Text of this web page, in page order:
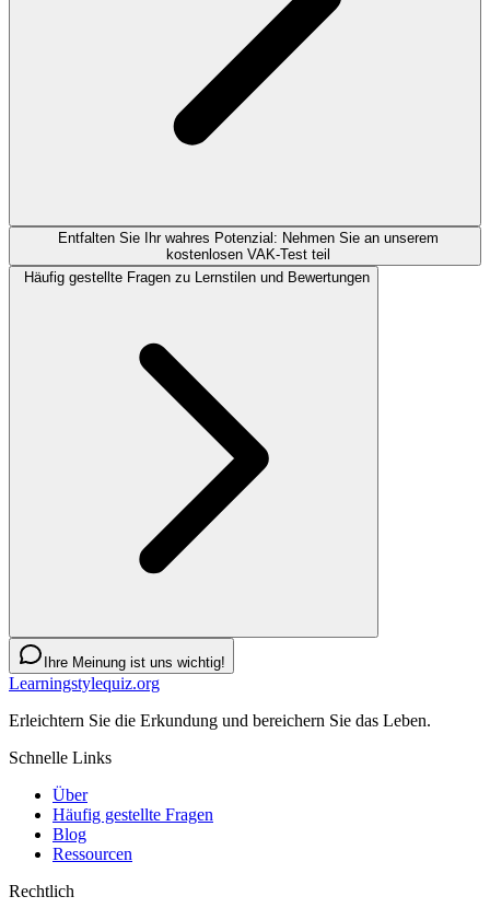
Entfalten Sie Ihr wahres Potenzial: Nehmen Sie an unserem
kostenlosen VAK-Test teil
Häufig gestellte Fragen zu Lernstilen und Bewertungen
Ihre Meinung ist uns wichtig!
Learningstylequiz.org
Erleichtern Sie die Erkundung und bereichern Sie das Leben.
Schnelle Links
Über
Häufig gestellte Fragen
Blog
Ressourcen
Rechtlich